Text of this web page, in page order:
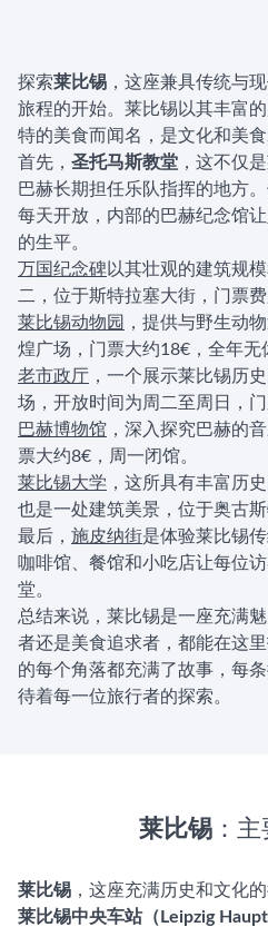
探索莱比锡 ，这座兼具传统与
旅程的开始。莱比锡以其丰富
特的美食而闻名，是文化和美食
首先， 圣托马斯教堂 ，这不仅
巴赫长期担任乐队指挥的地方
每天开放，内部的巴赫纪念馆
的生平。
万国纪念碑以其壮观的建筑规
二，位于斯特拉塞大街，门票
莱比锡动物园
，提供与野生动
煌广场，门票大约18€，全年无
老市政厅 ，一个展示莱比锡历
场，开放时间为周二至周日，门
巴赫博物馆 ，深入探究巴赫的
票大约8€，周一闭馆。
莱比锡大学 ，这所具有丰富历
也是一处建筑美景，位于奥古斯
最后， 施皮纳街是体验莱比锡
咖啡馆、餐馆和小吃店让每位
堂。
总结来说，莱比锡是一座充满
者还是美食追求者，都能在这
的每个角落都充满了故事，每
待着每一位旅行者的探索。
莱比锡 ：
莱比锡 ，这座充满历史和文化
莱比锡中央车站（Leipzig